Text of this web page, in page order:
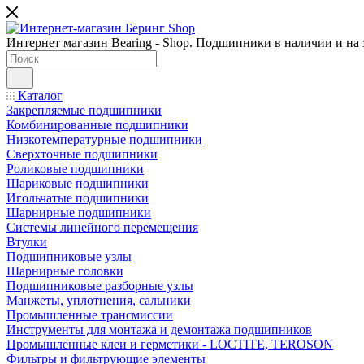
Интернет магазин Bearing - Shop. Подшипники в наличии и на
Каталог
Закрепляемые подшипники
Комбинированные подшипники
Низкотемпературные подшипники
Сверхточные подшипники
Роликовые подшипники
Шариковые подшипники
Игольчатые подшипники
Шарнирные подшипники
Системы линейного перемещения
Втулки
Подшипниковые узлы
Шарнирные головки
Подшипниковые разборные узлы
Манжеты, уплотнения, сальники
Промышленные трансмиссии
Инструменты для монтажа и демонтажа подшипников
Промышленные клеи и герметики - LOCTITE, TEROSON
Фильтры и фильтрующие элементы